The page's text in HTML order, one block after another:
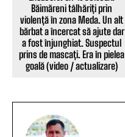
Băimăreni tâlhăriți prin
violență în zona Meda. Un alt
bărbat a încercat să ajute dar
a fost înjunghiat. Suspectul
prins de mascați. Era în pielea
goală (video / actualizare)